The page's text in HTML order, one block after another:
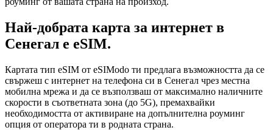
Най-добрата карта за интернет в
Сенегал е eSIM.
Картата тип eSIM от eSIModo ти предлага възможността да се
свържеш с интернет на телефона си в Сенегал чрез местна
мобилна мрежа и да се възползваш от максимално наличните
скорости в съответната зона (до 5G), премахвайки
необходимостта от активиране на допълнителна роуминг
опция от оператора ти в родната страна.